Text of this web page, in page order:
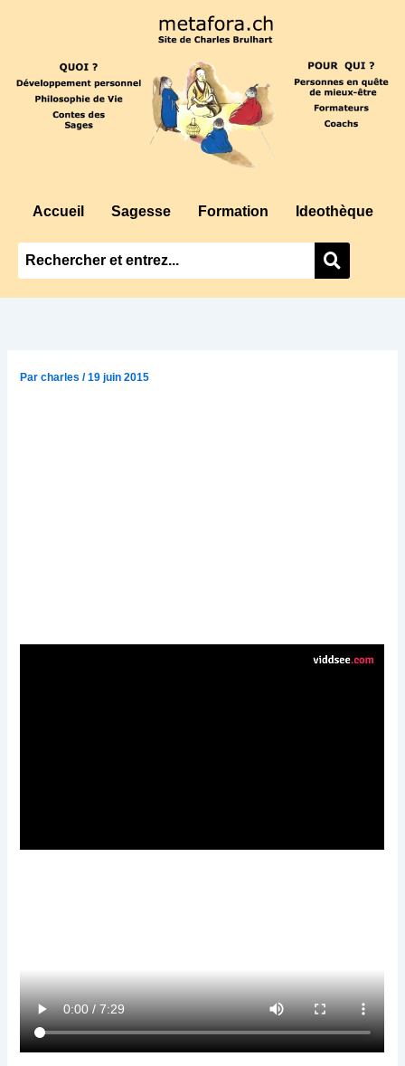
Accueil Sagesse Formation Ideothèque
Parcharles/19 juin 2015